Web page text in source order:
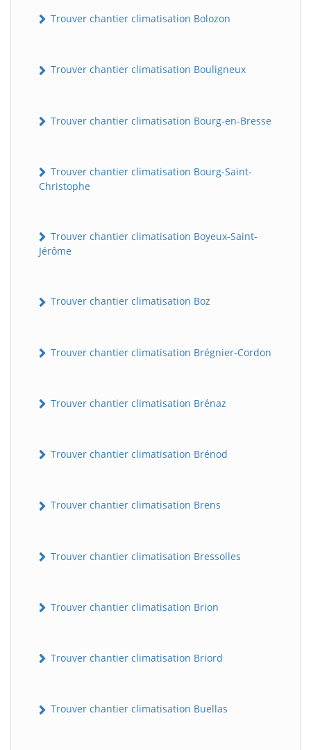
Trouver chantier climatisation Bolozon
Trouver chantier climatisation Bouligneux
Trouver chantier climatisation Bourg-en-Bresse
Trouver chantier climatisation Bourg-Saint-
Christophe
Trouver chantier climatisation Boyeux-Saint-
Jérôme
Trouver chantier climatisation Boz
Trouver chantier climatisation Brégnier-Cordon
Trouver chantier climatisation Brénaz
Trouver chantier climatisation Brénod
Trouver chantier climatisation Brens
Trouver chantier climatisation Bressolles
Trouver chantier climatisation Brion
Trouver chantier climatisation Briord
Trouver chantier climatisation Buellas